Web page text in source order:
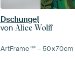
Dschungel
vonAlice Wolff
ArtFrame™ –50×70cm